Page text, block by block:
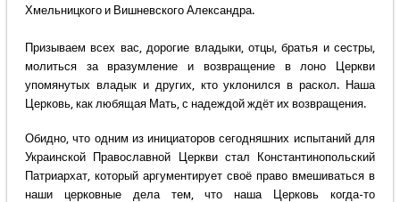
Хмельницкого и Вишневского Александра.
Призываем всех вас, дорогие владыки, отцы, братья и сестры,
молиться за вразумление и возвращение в лоно Церкви
упомянутых владык и других, кто уклонился в раскол. Наша
Церковь, как любящая Мать, с надеждой ждёт их возвращения.
Обидно, что одним из инициаторов сегодняшних испытаний для
Украинской Православной Церкви стал Константинопольский
Патриархат, который аргументирует своё право вмешиваться в
наши церковные дела тем, что наша Церковь когда-то